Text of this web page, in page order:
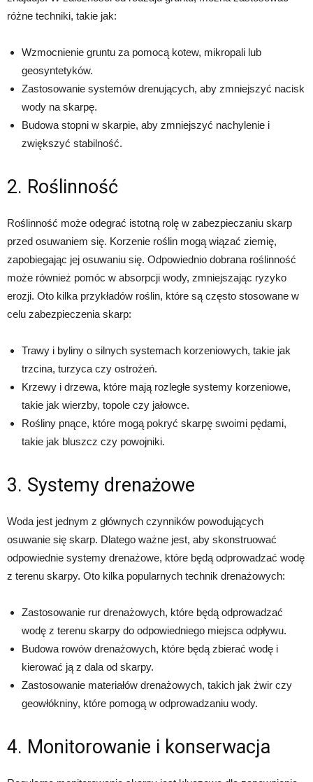
różne techniki, takie jak:
Wzmocnienie gruntu za pomocą kotew, mikropali lub
geosyntetyków.
Zastosowanie systemów drenujących, aby zmniejszyć nacisk
wody na skarpę.
Budowa stopni w skarpie, aby zmniejszyć nachylenie i
zwiększyć stabilność.
2. Roślinność
Roślinność może odegrać istotną rolę w zabezpieczaniu skarp
przed osuwaniem się. Korzenie roślin mogą wiązać ziemię,
zapobiegając jej osuwaniu się. Odpowiednio dobrana roślinność
może również pomóc w absorpcji wody, zmniejszając ryzyko
erozji. Oto kilka przykładów roślin, które są często stosowane w
celu zabezpieczenia skarp:
Trawy i byliny o silnych systemach korzeniowych, takie jak
trzcina, turzyca czy ostrożeń.
Krzewy i drzewa, które mają rozległe systemy korzeniowe,
takie jak wierzby, topole czy jałowce.
Rośliny pnące, które mogą pokryć skarpę swoimi pędami,
takie jak bluszcz czy powojniki.
3. Systemy drenażowe
Woda jest jednym z głównych czynników powodujących
osuwanie się skarp. Dlatego ważne jest, aby skonstruować
odpowiednie systemy drenażowe, które będą odprowadzać wodę
z terenu skarpy. Oto kilka popularnych technik drenażowych:
Zastosowanie rur drenażowych, które będą odprowadzać
wodę z terenu skarpy do odpowiedniego miejsca odpływu.
Budowa rowów drenażowych, które będą zbierać wodę i
kierować ją z dala od skarpy.
Zastosowanie materiałów drenażowych, takich jak żwir czy
geowłókniny, które pomogą w odprowadzaniu wody.
4. Monitorowanie i konserwacja